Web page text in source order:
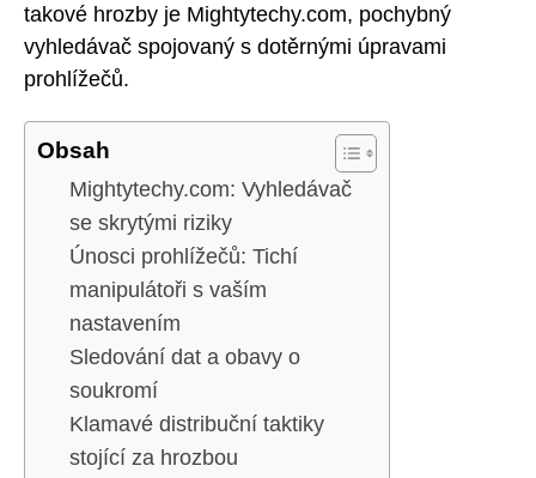
takové hrozby je Mightytechy.com, pochybný
vyhledávač spojovaný s dotěrnými úpravami
prohlížečů.
Obsah
Mightytechy.com: Vyhledávač
se skrytými riziky
Únosci prohlížečů: Tichí
manipulátoři s vaším
nastavením
Sledování dat a obavy o
soukromí
Klamavé distribuční taktiky
stojící za hrozbou